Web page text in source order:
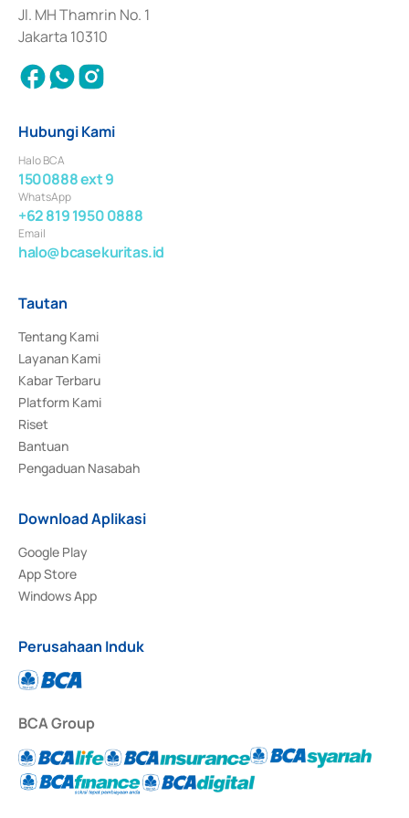
Jl. MH Thamrin No. 1
Jakarta 10310
Hubungi Kami
Halo BCA
1500888 ext 9
WhatsApp
+62 819 1950 0888
Email
halo@bcasekuritas.id
Tautan
Tentang Kami
Layanan Kami
Kabar Terbaru
Platform Kami
Riset
Bantuan
Pengaduan Nasabah
Download Aplikasi
Google Play
App Store
Windows App
Perusahaan Induk
BCA Group